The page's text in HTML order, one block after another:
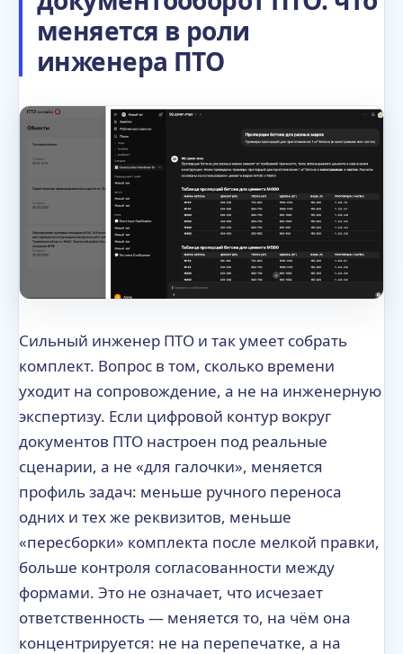
меняется в роли
инженера ПТО
Сильный инженер ПТО и так умеет собрать
комплект. Вопрос в том, сколько времени
уходит на сопровождение, а не на инженерную
экспертизу. Если цифровой контур вокруг
документов ПТО настроен под реальные
сценарии, а не «для галочки», меняется
профиль задач: меньше ручного переноса
одних и тех же реквизитов, меньше
«пересборки» комплекта после мелкой правки,
больше контроля согласованности между
формами. Это не означает, что исчезает
ответственность — меняется то, на чём она
концентрируется: не на перепечатке, а на